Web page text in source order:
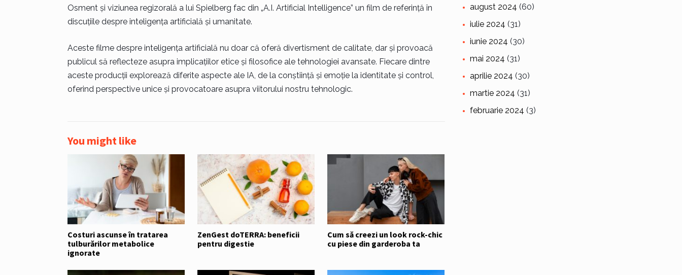
Osment și viziunea regizorală a lui Spielberg fac din „A.I. Artificial Intelligence” un film de referință în
discuțiile despre inteligența artificială și umanitate.
Aceste filme despre inteligența artificială nu doar că oferă divertisment de calitate, dar și provoacă
publicul să reflecteze asupra implicațiilor etice și filosofice ale tehnologiei avansate. Fiecare dintre
aceste producții explorează diferite aspecte ale IA, de la conștiință și emoție la identitate și control,
oferind perspective unice și provocatoare asupra viitorului nostru tehnologic.
You might like
Costuri ascunse în tratarea
tulburărilor metabolice
ignorate
ZenGest doTERRA: beneficii
pentru digestie
Cum să creezi un look rock-chic
cu piese din garderoba ta
august 2024 (60)
iulie 2024 (31)
iunie 2024 (30)
mai 2024 (31)
aprilie 2024 (30)
martie 2024 (31)
februarie 2024 (3)